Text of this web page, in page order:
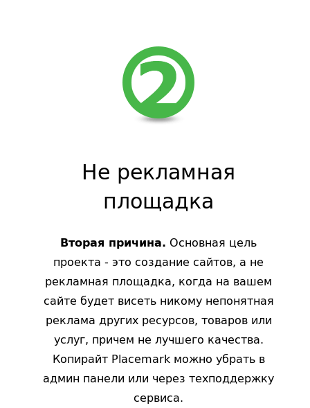
Не рекламная
площадка
Вторая причина. Основная цель
проекта - это создание сайтов, а не
рекламная площадка, когда на вашем
сайте будет висеть никому непонятная
реклама других ресурсов, товаров или
услуг, причем не лучшего качества.
Копирайт Placemark можно убрать в
админ панели или через техподдержку
сервиса.